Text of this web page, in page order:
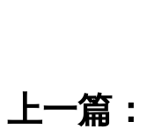
上一篇：